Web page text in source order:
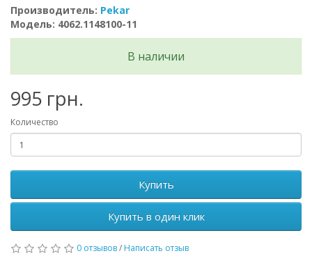
Производитель: Pekar
Модель: 4062.1148100-11
В наличии
995 грн.
Количество
Купить
Купить в один клик
0 отзывов/ Написать отзыв